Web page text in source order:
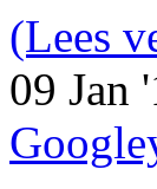
(Lees
09 Jan